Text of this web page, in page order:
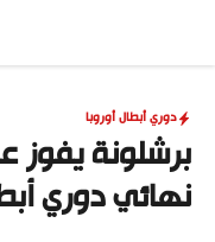
المحتوى
دوري أبطال أوروبا
برشلونة يفوز
نهائي دوري